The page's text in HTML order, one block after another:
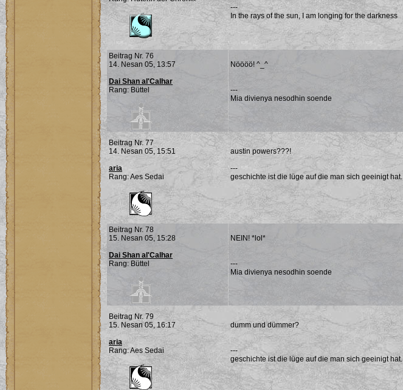
---
In the rays of the sun, I am longing for the darkness
Beitrag Nr. 76
14. Nesan 05, 13:57
Dai Shan al'Calhar
Rang: Büttel
Nöööö! ^_^
---
Mia divienya nesodhin soende
Beitrag Nr. 77
14. Nesan 05, 15:51
aria
Rang: Aes Sedai
austin powers???!
---
geschichte ist die lüge auf die man sich geeinigt hat.
Beitrag Nr. 78
15. Nesan 05, 15:28
Dai Shan al'Calhar
Rang: Büttel
NEIN! *lol*
---
Mia divienya nesodhin soende
Beitrag Nr. 79
15. Nesan 05, 16:17
aria
Rang: Aes Sedai
dumm und dümmer?
---
geschichte ist die lüge auf die man sich geeinigt hat.